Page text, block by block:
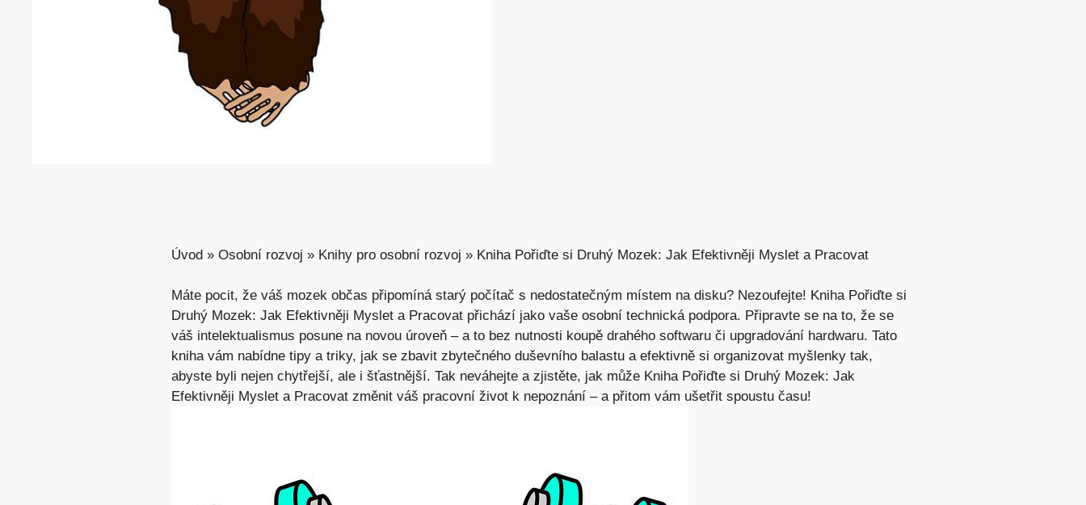
Úvod » Osobní rozvoj » Knihy pro osobní rozvoj » Kniha Pořiďte si Druhý Mozek: Jak Efektivněji Myslet a Pracovat
Máte ⁣pocit, že ⁣váš mozek občas připomíná starý ⁤počítač s nedostatečným místem na ‌disku? Nezoufejte! Kniha Pořiďte si
Druhý Mozek: Jak Efektivněji Myslet a Pracovat přichází jako vaše osobní technická podpora. Připravte se⁣ na to, že se
váš intelektualismus posune na novou úroveň – a to bez nutnosti koupě drahého softwaru či ⁤upgradování hardwaru. Tato
kniha vám nabídne tipy a triky, ⁤jak se zbavit zbytečného duševního⁣ balastu a efektivně si organizovat myšlenky tak,
abyste byli nejen chytřejší, ale i‍ šťastnější. Tak neváhejte a zjistěte,‌ jak může Kniha Pořiďte si Druhý Mozek: Jak​
Efektivněji Myslet a Pracovat ‌změnit váš pracovní život k ⁢nepoznání – a přitom vám ušetřit spoustu času!